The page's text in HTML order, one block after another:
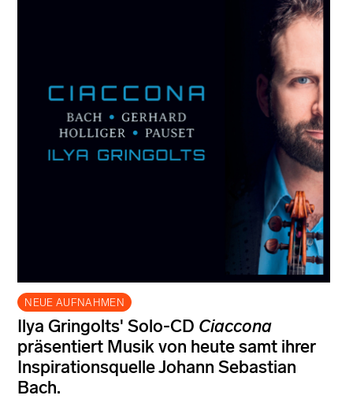
NEUE AUFNAHMEN
Ilya Gringolts' Solo-CD Ciaccona
präsentiert Musik von heute samt ihrer
Inspirationsquelle Johann Sebastian
Bach.